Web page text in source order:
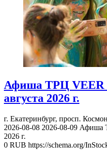
Афиша ТРЦ VEER
августа 2026 г.
г. Екатеринбург, просп.
2026-08-08 2026-08-09 Афиша
2026 г.
0 RUB https://schema.org/